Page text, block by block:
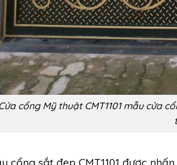
cổng Mỹ thuật CMT1101 mẫu cửa
cổng sắt đẹp CMT1101 được